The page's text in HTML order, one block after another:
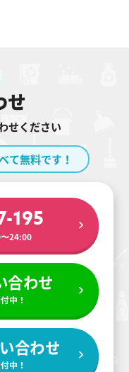
せ
せください
て無料です！
195
24:00
合わせ
中！
合わせ
中！